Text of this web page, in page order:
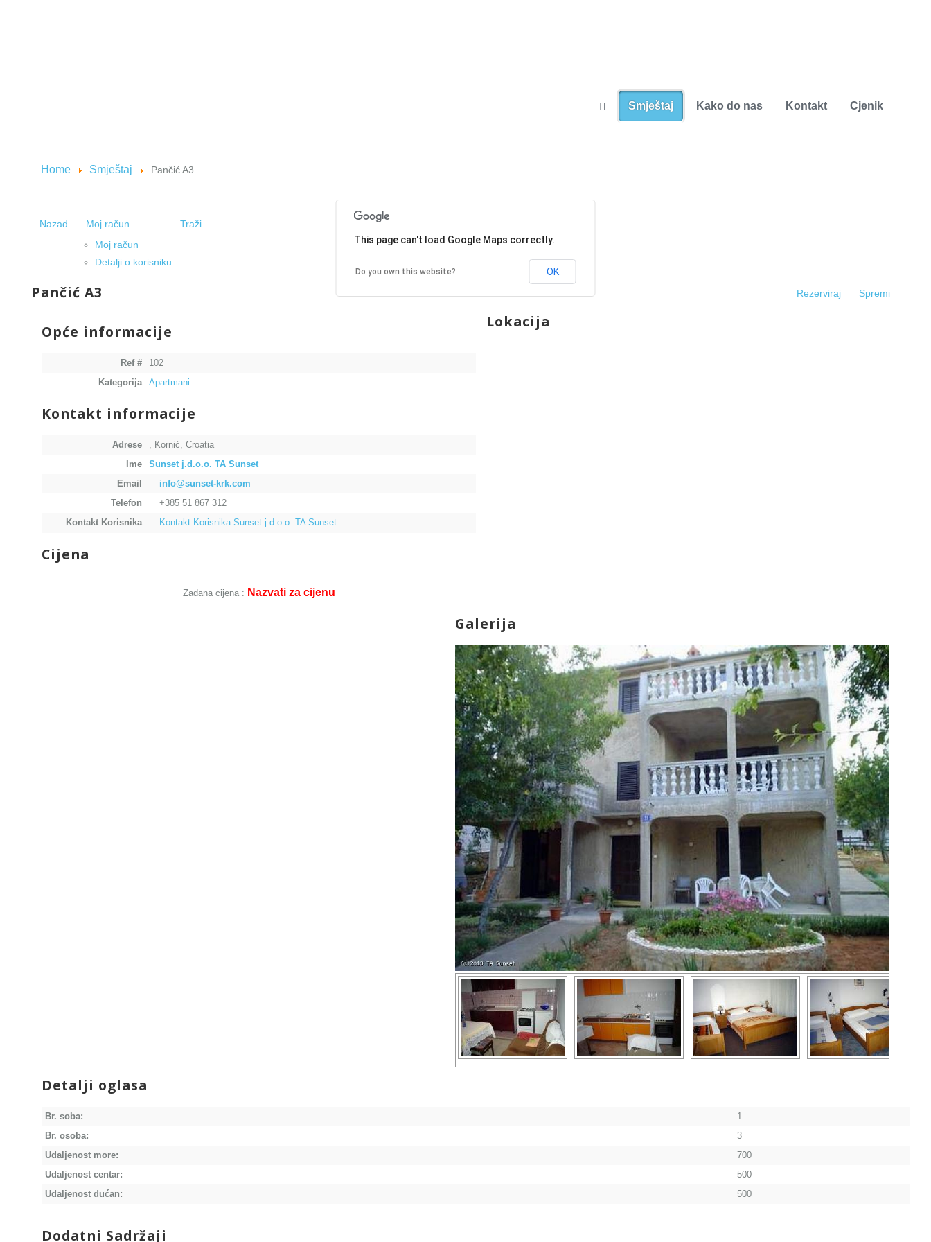
Smještaj Kako do nas Kontakt Cjenik
Home Smještaj Pančić A3
Nazad
Moj račun
Moj račun
Detalji o korisniku
Traži
Rezerviraj Spremi
Pančić A3
Opće informacije
Ref #
102
Kategorija
Apartmani
Kontakt informacije
Adrese
, Kornić, Croatia
Ime
Sunset j.d.o.o. TA Sunset
Email
info@sunset-krk.com
Telefon
+385 51 867 312
Kontakt Korisnika
Kontakt Korisnika Sunset j.d.o.o. TA Sunset
Cijena
Zadana cijena : Nazvati za cijenu
Galerija
Detalji oglasa
Br. soba:
1
Br. osoba:
3
Udaljenost more:
700
Udaljenost centar:
500
Udaljenost dućan:
500
Dodatni Sadržaji
Lokacija
This page can't load Google Maps correctly.
Do you own this website? OK